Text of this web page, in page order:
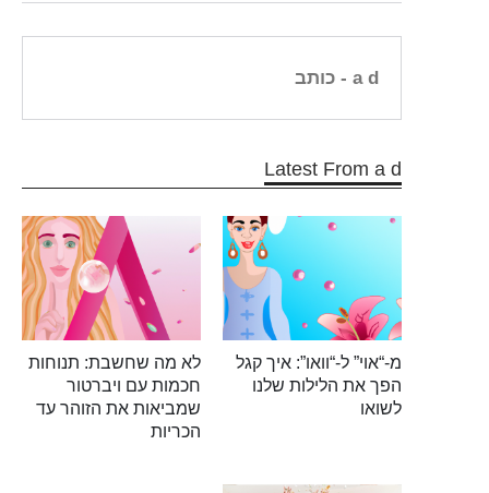
a d - כותב
Latest From a d
מ-“אוי” ל-“וואו”: איך קגל
הפך את הלילות שלנו
לשואו
לא מה שחשבת: תנוחות
חכמות עם ויברטור
שמביאות את הזוהר עד
הכריות